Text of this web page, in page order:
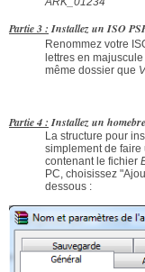
Partie 3 :Installez un ISO
Renommez votre
lettres en
même dossier que
Partie 4 :Installez un
La structure pour
simplement de
contenant le fichier
PC, choisissez
dessous :